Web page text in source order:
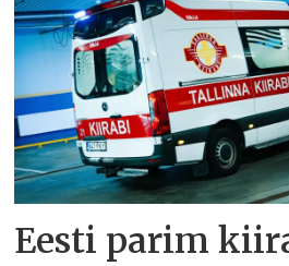
Eesti parim